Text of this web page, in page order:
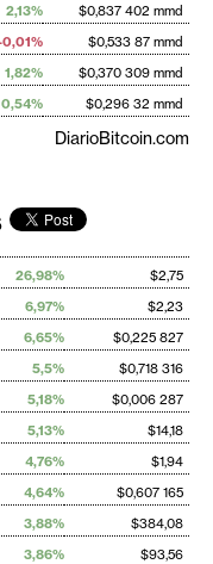
2,13%
$0,837 402 mmd
0,01%
$0,533 87 mmd
1,82%
$0,370 309 mmd
0,54% $0,296 32 mmd
DiarioBitcoin.com
26,98%
$2,75
6,97%
$2,23
6,65%
$0,225 827
5,5%
$0,718 316
5,18%
$0,006 287
5,13%
$14,18
4,76%
$1,94
4,64%
$0,607 165
3,88%
$384,08
3,86% $93,56